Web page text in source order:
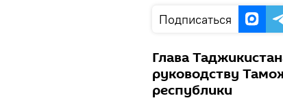
Подписаться
Глава
руководству
республики